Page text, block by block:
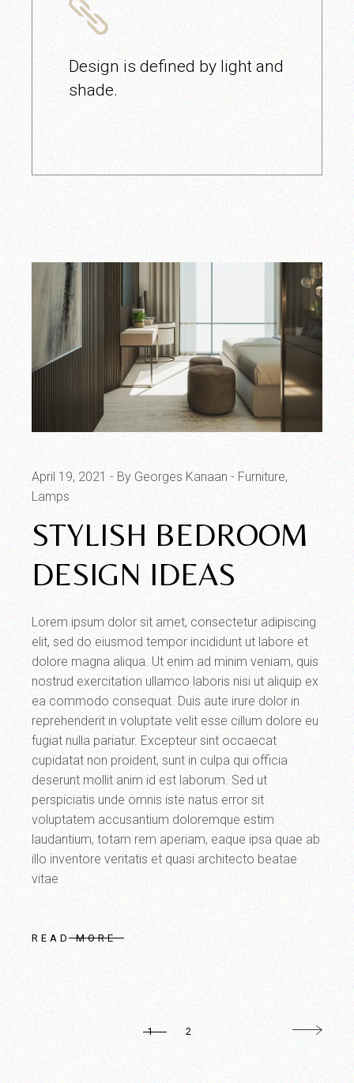
Design is defined by light and
shade.
April 19, 2021 By Georges Kanaan
Furniture
Lamps
STYLISH BEDROOM
DESIGN IDEAS
Lorem ipsum dolor sit amet, consectetur adipiscing
elit, sed do eiusmod tempor incididunt ut labore et
dolore magna aliqua. Ut enim ad minim veniam, quis
nostrud exercitation ullamco laboris nisi ut aliquip ex
ea commodo consequat. Duis aute irure dolor in
reprehenderit in voluptate velit esse cillum dolore eu
fugiat nulla pariatur. Excepteur sint occaecat
cupidatat non proident, sunt in culpa qui officia
deserunt mollit anim id est laborum. Sed ut
perspiciatis unde omnis iste natus error sit
voluptatem accusantium doloremque estim
laudantium, totam rem aperiam, eaque ipsa quae ab
illo inventore veritatis et quasi architecto beatae
vitae
READ MORE
1 2